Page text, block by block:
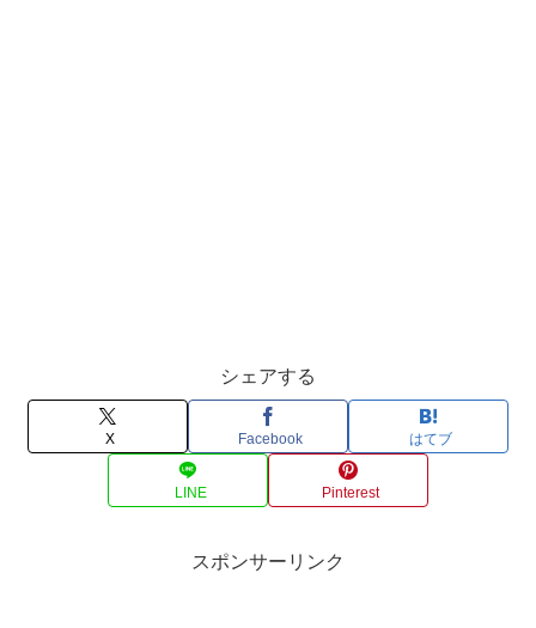
シェアする
X Facebook はてブ
LINE Pinterest
スポンサーリンク